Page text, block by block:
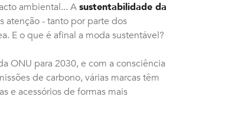
ambiental... Asustentabilidade da
atenção - tanto por parte dos
E o que é afinal a moda sustentável?
ONU para 2030, e com a consciência
de carbono, várias marcas têm
e acessórios de formas mais